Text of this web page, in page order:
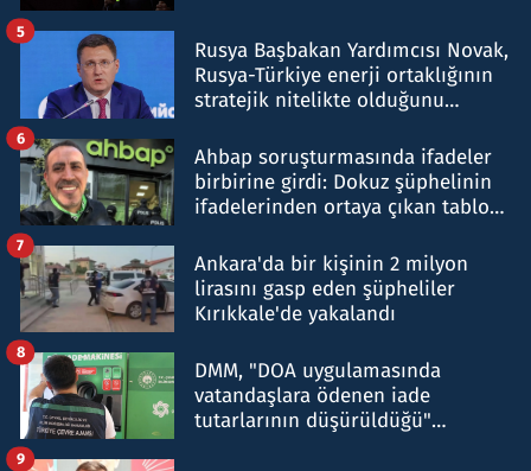
Rusya Başbakan Yardımcısı Novak,
Rusya-Türkiye enerji ortaklığının
stratejik nitelikte olduğunu
5
Ahbap soruşturmasında ifadeler
birbirine girdi: Dokuz şüphelinin
ifadelerinden ortaya çıkan tablo
6
Ankara'da bir kişinin 2 milyon
lirasını gasp eden şüpheliler
Kırıkkale'de yakalandı
7
DMM, "DOA uygulamasında
vatandaşlara ödenen iade
tutarlarının düşürüldüğü"
8
9